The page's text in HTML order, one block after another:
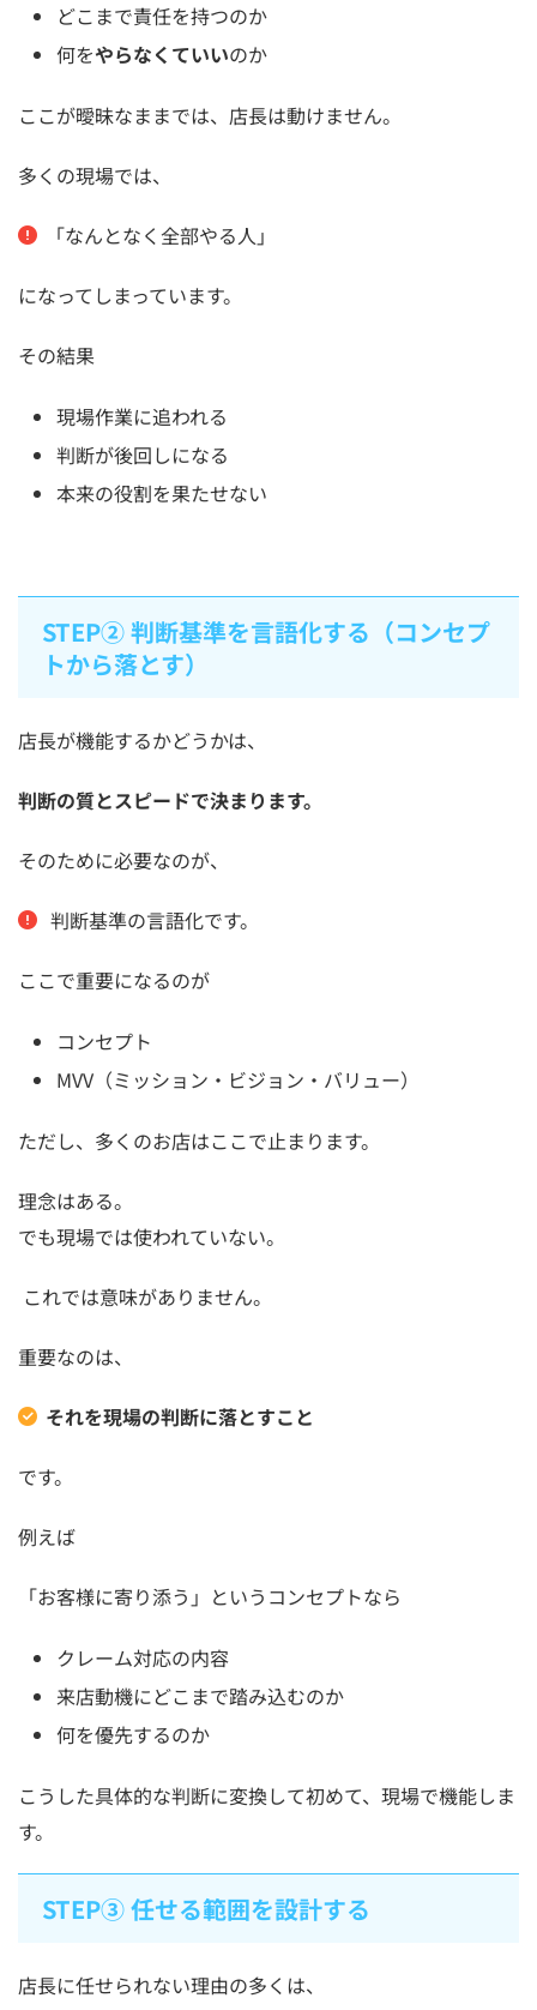
どこまで責任を持つのか
何をやらなくていいのか
ここが曖昧なままでは、店長は動けません。
多くの現場では、
「なんとなく全部やる人」
になってしまっています。
その結果
現場作業に追われる
判断が後回しになる
本来の役割を果たせない
STEP② 判断基準を言語化する（コンセプ
トから落とす）
店長が機能するかどうかは、
判断の質とスピードで決まります。
そのために必要なのが、
判断基準の言語化です。
ここで重要になるのが
コンセプト
MVV（ミッション・ビジョン・バリュー）
ただし、多くのお店はここで止まります。
理念はある。
でも現場では使われていない。
これでは意味がありません。
重要なのは、
それを現場の判断に落とすこと
です。
例えば
「お客様に寄り添う」というコンセプトなら
クレーム対応の内容
来店動機にどこまで踏み込むのか
何を優先するのか
こうした具体的な判断に変換して初めて、現場で機能しま
す。
STEP③ 任せる範囲を設計する
店長に任せられない理由の多くは、